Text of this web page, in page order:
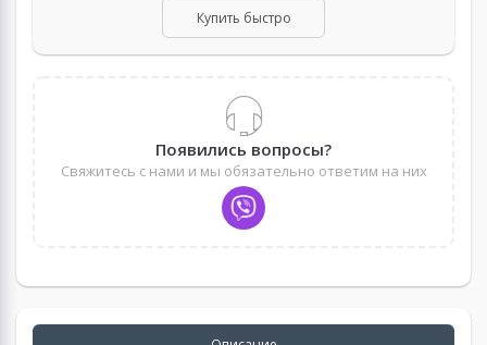
Купить быстро
Появились вопросы?
Свяжитесь с нами и мы обязательно ответим на них